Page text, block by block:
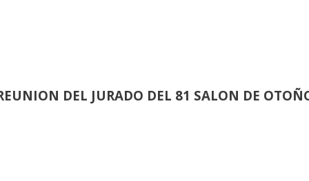
DEL JURADO DEL 81 SALON DE